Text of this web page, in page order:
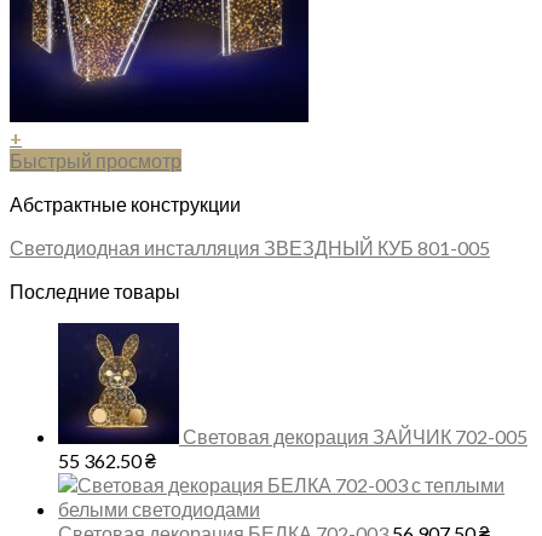
+
Быстрый просмотр
Абстрактные конструкции
Светодиодная инсталляция ЗВЕЗДНЫЙ КУБ 801-005
Последние товары
Световая декорация ЗАЙЧИК 702-005
55 362.50₴